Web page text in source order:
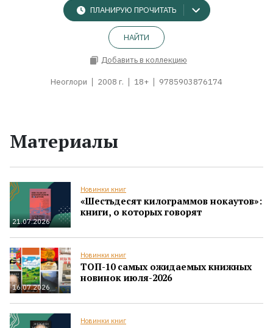
ПЛАНИРУЮ ПРОЧИТАТЬ
НАЙТИ
Добавить в коллекцию
Неоглори 2008 г. 18+ 9785903876174
Материалы
21.07.2026
Новинки книг
«Шестьдесят килограммов нокаутов»:
книги, о которых говорят
16.07.2026
Новинки книг
ТОП-10 самых ожидаемых книжных
новинок июля-2026
Новинки книг